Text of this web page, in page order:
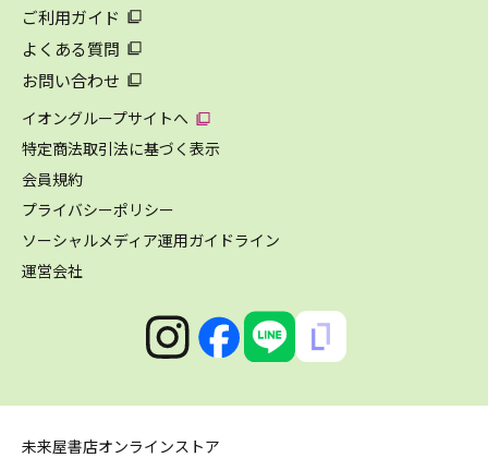
ご利用ガイド
よくある質問
お問い合わせ
イオングループサイトへ
特定商法取引法に基づく表示
会員規約
プライバシーポリシー
ソーシャルメディア運用ガイドライン
運営会社
未来屋書店オンラインストア